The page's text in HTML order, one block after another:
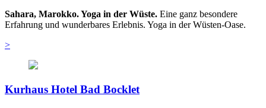
Sahara, Marokko. Yoga in der Wüste. Eine ganz besondere
Erfahrung und wunderbares Erlebnis. Yoga in der Wüsten-Oase.
>
Kurhaus Hotel Bad Bocklet